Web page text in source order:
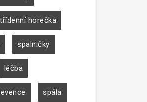
třídenní horečka
spalničky
léčba
spála